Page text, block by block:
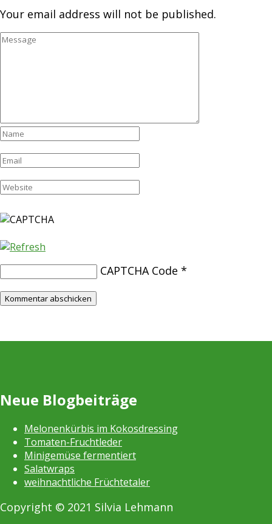
Your email address will not be published.
CAPTCHA Code *
Neue Blogbeiträge
Melonenkürbis im Kokosdressing
Tomaten-Fruchtleder
Minigemüse fermentiert
Salatwraps
weihnachtliche Früchtetaler
Copyright © 2021 Silvia Lehmann